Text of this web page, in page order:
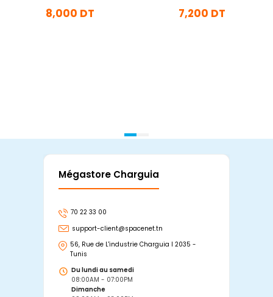
8,000 DT 7,200 DT
Mégastore Charguia
70 22 33 00
support-client@spacenet.tn
56, Rue de L'industrie Charguia I 2035 -
Tunis
Du lundi au samedi
08:00AM - 07:00PM
Dimanche